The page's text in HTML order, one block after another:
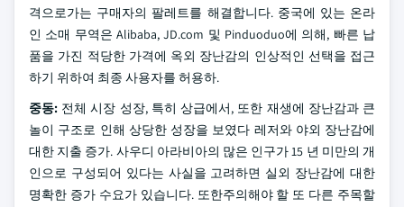
격으로가는 구매자의 팔레트를 해결합니다. 중국에 있는 온라
인 소매 무역은 Alibaba, JD.com 및 Pinduoduo에 의해, 빠른 납
품을 가진 적당한 가격에 옥외 장난감의 인상적인 선택을 접근
하기 위하여 최종 사용자를 허용하.
중동: 전체 시장 성장, 특히 상급에서, 또한 재생에 장난감과 큰
놀이 구조로 인해 상당한 성장을 보였다 레저와 야외 장난감에
대한 지출 증가. 사우디 아라비아의 많은 인구가 15 년 미만의 개
인으로 구성되어 있다는 사실을 고려하면 실외 장난감에 대한
명확한 증가 수요가 있습니다. 또한주의해야 할 또 다른 주목할